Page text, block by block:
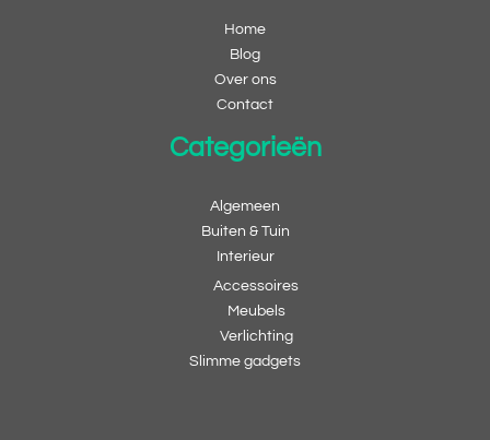
Home
Blog
Over ons
Contact
Categorieën
Algemeen
Buiten & Tuin
Interieur
Accessoires
Meubels
Verlichting
Slimme gadgets